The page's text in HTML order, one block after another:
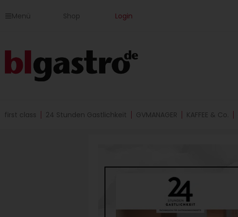
InhaltMenü Shop Login
first class 24 Stunden Gastlichkeit GVMANAGER KAFFEE & Co.